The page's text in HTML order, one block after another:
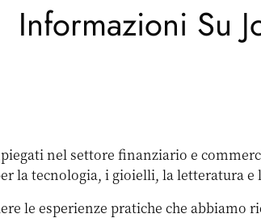
Informazioni Su
nel settore finanziario e
la tecnologia, i gioielli, la letteratura e
le esperienze pratiche che